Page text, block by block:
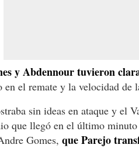
y Abdennour tuvieron
en el remate y la velocidad de
sin ideas en ataque y el
que llegó en el último
Gomes, que Parejo